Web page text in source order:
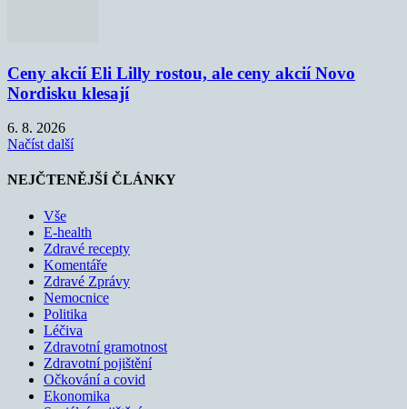
Ceny akcií Eli Lilly rostou, ale ceny akcií Novo
Nordisku klesají
6. 8. 2026
Načíst další
NEJČTENĚJŠÍ ČLÁNKY
Vše
E-health
Zdravé recepty
Komentáře
Zdravé Zprávy
Nemocnice
Politika
Léčiva
Zdravotní gramotnost
Zdravotní pojištění
Očkování a covid
Ekonomika